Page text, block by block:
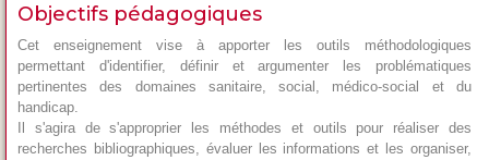
Objectifs pédagogiques
Cet enseignement vise à apporter les outils méthodologiques
permettant d'identifier, définir et argumenter les problématiques
pertinentes des domaines sanitaire, social, médico-social et du
handicap.
Il s'agira de s'approprier les méthodes et outils pour réaliser des
recherches bibliographiques, évaluer les informations et les organiser,